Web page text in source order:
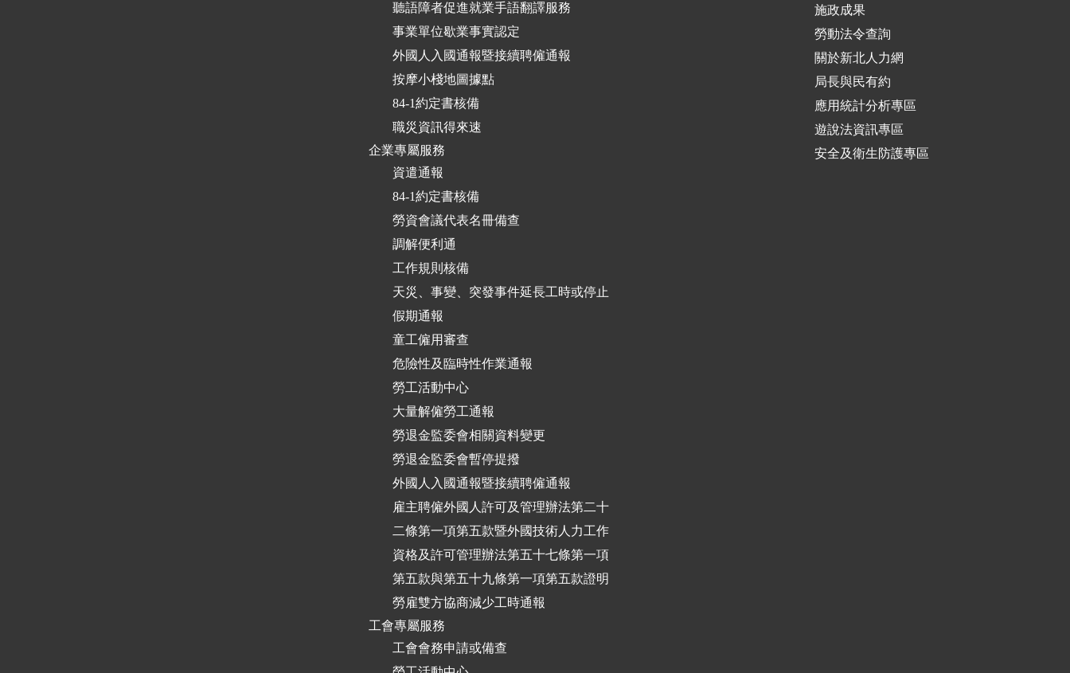
聽語障者促進就業手語翻譯服務
事業單位歇業事實認定
外國人入國通報暨接續聘僱通報
按摩小棧地圖據點
84-1約定書核備
職災資訊得來速
企業專屬服務
資遣通報
84-1約定書核備
勞資會議代表名冊備查
調解便利通
工作規則核備
天災、事變、突發事件延長工時或停止
假期通報
童工僱用審查
危險性及臨時性作業通報
勞工活動中心
大量解僱勞工通報
勞退金監委會相關資料變更
勞退金監委會暫停提撥
外國人入國通報暨接續聘僱通報
雇主聘僱外國人許可及管理辦法第二十
二條第一項第五款暨外國技術人力工作
資格及許可管理辦法第五十七條第一項
第五款與第五十九條第一項第五款證明
勞雇雙方協商減少工時通報
工會專屬服務
工會會務申請或備查
施政成果
勞動法令查詢
關於新北人力網
局長與民有約
應用統計分析專區
遊說法資訊專區
安全及衛生防護專區